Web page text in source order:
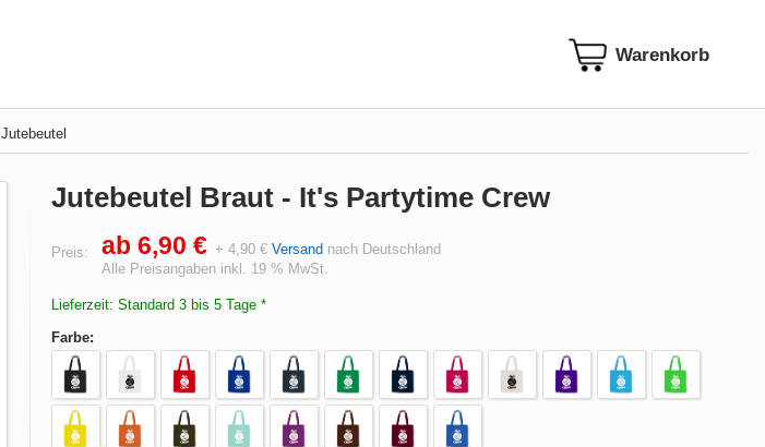
Jutebeutel
Jutebeutel Braut - It's Partytime Crew
Preis: ab 6,90 € + 4,90 € Versand nach Deutschland
Alle Preisangaben inkl. 19 % MwSt.
Lieferzeit: Standard 3 bis 5 Tage *
Farbe: